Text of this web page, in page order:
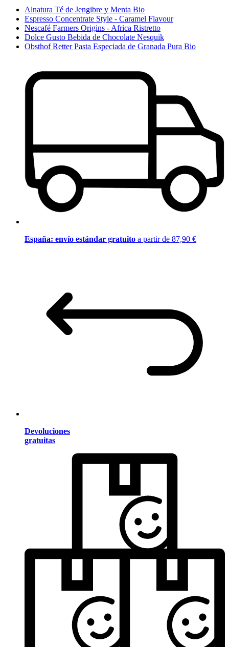
Alnatura Té de Jengibre y Menta Bio
Espresso Concentrate Style - Caramel Flavour
Nescafé Farmers Origins - Africa Ristretto
Dolce Gusto Bebida de Chocolate Nesquik
Obsthof Retter Pasta Especiada de Granada Pura Bio
España: envío estándar gratuito a partir de 87,90 €
Devoluciones
gratuitas